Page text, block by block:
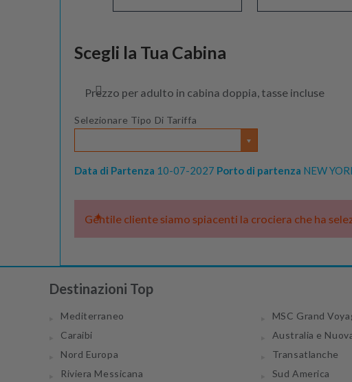
Scegli la Tua Cabina
Prezzo per adulto in cabina doppia, tasse incluse
Selezionare Tipo Di Tariffa
Data di Partenza 10-07-2027 Porto di partenza NEW
Gentile cliente siamo spiacenti la crociera che ha
Destinazioni Top
Mediterraneo
Caraibi
Nord Europa
Riviera Messicana
MSC Grand
Australia e
Transatlanche
Sud America